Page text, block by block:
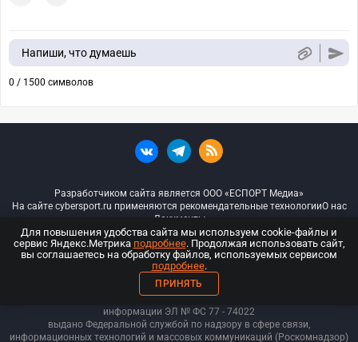
Напиши, что думаешь
0 / 1500 символов
Разработчиком сайта является ООО «ЕСПОРТ Медиа»
На сайте cybersport.ru применяются рекомендательные технологииО нас
Документы
© ООО «Киберспорт.ру» — Все права защищены
18+
ООО «Киберспорт.ру». Свидетельство о регистрации средств массовой
информации ЭЛ № ФС 77 - 74022
выдано Федеральной службой по надзору в сфере связи,
информационных технологий и массовых коммуникаций (Роскомнадзор)
Для повышения удобства сайта мы используем cookie-файлы и
сервис Яндекс.Метрика подробнее. Продолжая использовать сайт,
вы соглашаетесь на обработку файлов, используемых сервисом
подробнее.
ПРИНЯТЬ